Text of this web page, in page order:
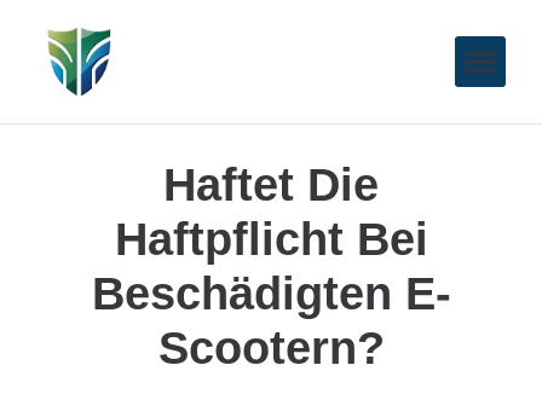
Haftet Die
Haftpflicht Bei
Beschädigten E-
Scootern?